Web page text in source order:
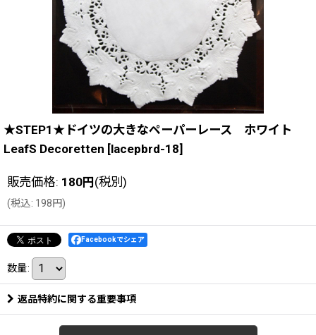
★STEP1★ドイツの大きなペーパーレース ホワイト
LeafS Decoretten [lacepbrd-18]
販売価格: 180円(税別)
(税込: 198円)
Facebookでシェア
数量:
返品特約に関する重要事項